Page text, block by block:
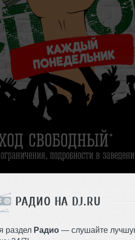
РАДИО НА DJ.RU
раздел Радио — слушайте
Челябинск